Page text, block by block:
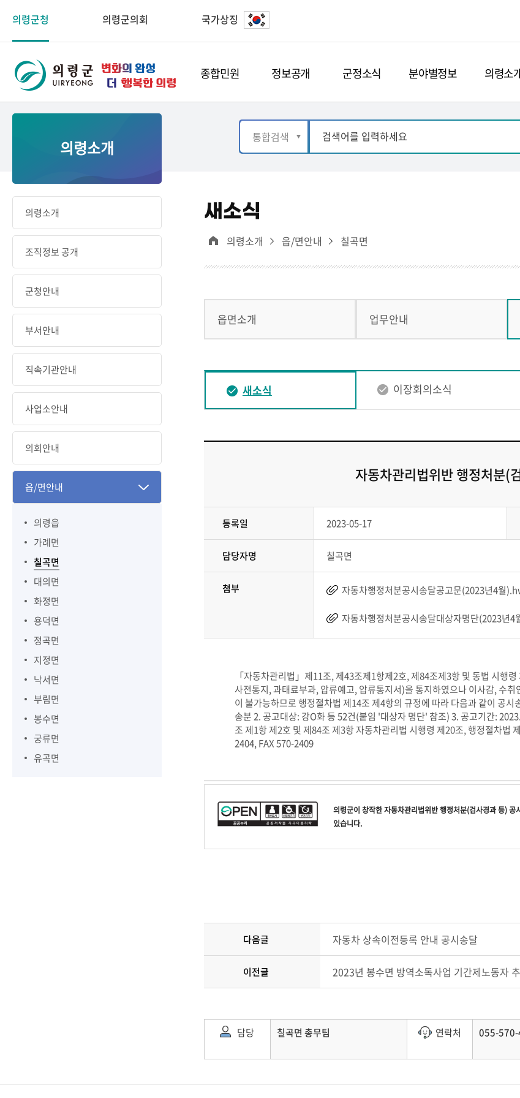
의령군청 의령군의회 국가상징
종합민원 정보공개 군정소식 분야별정보 의령소
의령소개
의령소개
조직정보 공개
군청안내
부서안내
직속기관안내
사업소안내
의회안내
읍/면안내
의령읍
가례면
칠곡면
대의면
화정면
용덕면
정곡면
지정면
낙서면
부림면
봉수면
궁류면
유곡면
새소식
의령소개 읍/면안내 칠곡면
읍면소개 업무안내
새소식 이장회의소식
자동차관리법위반 행정처분(
등록일 2023-05-17
담당자명 칠곡면
첨부 자동차행정처분공시송달공고문(2023년4월
자동차행정처분공시송달대상자명단(2023년
「자동차관리법」제11조, 제43조제1항제2호, 제84조제3항 및 동법 시행
사전통지, 과태료부과, 압류예고, 압류통지서)을 통지하였으나 이사감, 수
이 불가능하므로 행정절차법 제14조 제4항의 규정에 따라 다음과 같이 공
송분 2. 공고대상: 강O화 등 52건(붙임 '대상자 명단' 참조) 3. 공고기간:
조 제1항 제2호 및 제84조 제3항 자동차관리법 시행령 제20조, 행정절차
2404, FAX 570-2409
의령군이 창작한자동차관리법위반 행정처분(검사경과 등) 공
있습니다.
다음글 자동차 상속이전등록 안내 공시송달
이전글 2023년 봉수면 방역소독사업 기간제노동자
담당 칠곡면 총무팀 연락처 055-